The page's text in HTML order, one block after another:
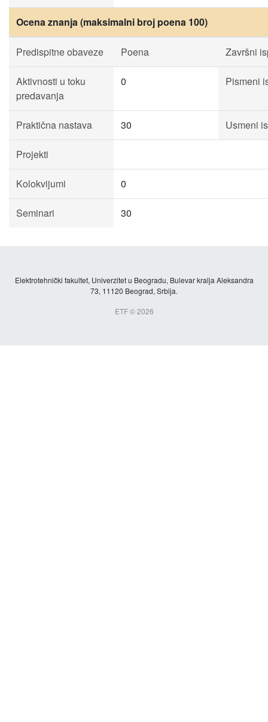
Ocena znanja (maksimalni broj poena 100)
Predispitne obaveze Poena Završni
Aktivnosti u toku
predavanja
0 Pismeni
Praktična nastava 30 Usmeni
Projekti
Kolokvijumi 0
Seminari 30
Elektrotehnički fakultet, Univerzitet u Beogradu, Bulevar kralja Aleksandra
73, 11120 Beograd, Srbija.
ETF © 2026